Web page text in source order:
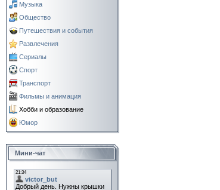
Музыка
Общество
Путешествия и события
Развлечения
Сериалы
Спорт
Транспорт
Фильмы и анимация
Хобби и образование
Юмор
Мини-чат